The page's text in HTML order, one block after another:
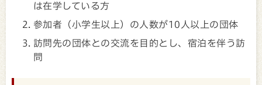
は在学している方
参加者（小学生以上）の人数が10人以上の団体
訪問先の団体との交流を目的とし、宿泊を伴う訪
問